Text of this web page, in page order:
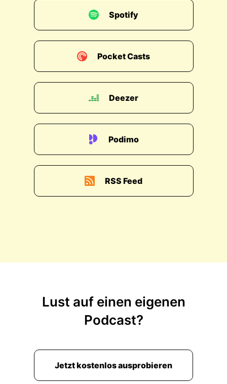
Spotify
Pocket Casts
Deezer
Podimo
RSS Feed
Lust auf einen eigenen
Podcast?
Jetzt kostenlos ausprobieren